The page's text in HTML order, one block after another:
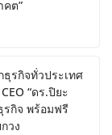
ต”
รกิจทั่วประเทศ
“ดร.ปิยะ
กิจ พร้อมฟรี
วง